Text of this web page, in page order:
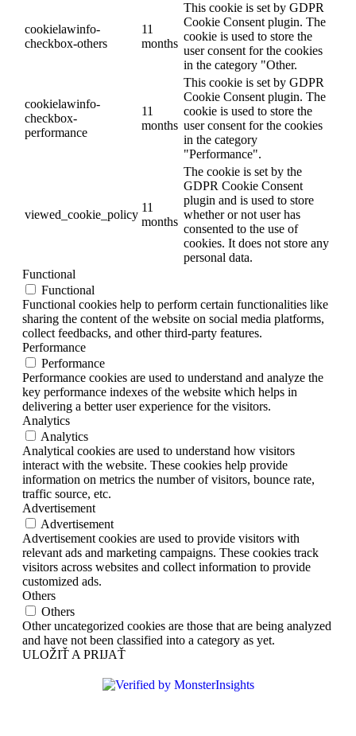
cookielawinfo-
checkbox-others
11
months
This cookie is set by GDPR
Cookie Consent plugin. The
cookie is used to store the
user consent for the cookies
in the category "Other.
cookielawinfo-
checkbox-
performance
11
months
This cookie is set by GDPR
Cookie Consent plugin. The
cookie is used to store the
user consent for the cookies
in the category
"Performance".
viewed_cookie_policy
11
months
The cookie is set by the
GDPR Cookie Consent
plugin and is used to store
whether or not user has
consented to the use of
cookies. It does not store any
personal data.
Functional
Functional
Functional cookies help to perform certain functionalities like
sharing the content of the website on social media platforms,
collect feedbacks, and other third-party features.
Performance
Performance
Performance cookies are used to understand and analyze the
key performance indexes of the website which helps in
delivering a better user experience for the visitors.
Analytics
Analytics
Analytical cookies are used to understand how visitors
interact with the website. These cookies help provide
information on metrics the number of visitors, bounce rate,
traffic source, etc.
Advertisement
Advertisement
Advertisement cookies are used to provide visitors with
relevant ads and marketing campaigns. These cookies track
visitors across websites and collect information to provide
customized ads.
Others
Others
Other uncategorized cookies are those that are being analyzed
and have not been classified into a category as yet.
ULOŽIŤ A PRIJAŤ